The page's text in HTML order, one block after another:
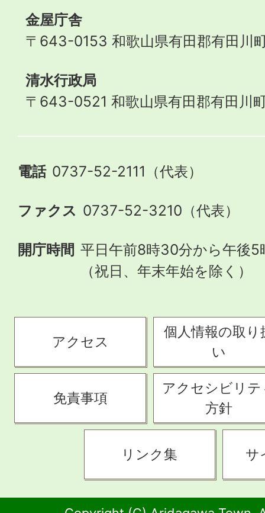
金屋庁舎
〒643-0153 和歌山県有田郡有田川
清水行政局
〒643-0521 和歌山県有田郡有田川
電話 0737-52-2111（代表）
ファクス 0737-52-3210（代表）
開庁時間 平日午前8時30分から午後5
（祝日、年末年始を除く）
アクセス
個人情報の取り
い
免責事項
アクセシビリテ
方針
リンク集 サ